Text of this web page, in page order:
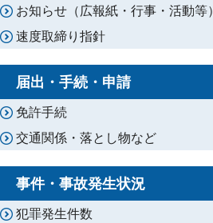
お知らせ（広報紙・行事・活動等）
速度取締り指針
届出・手続・申請
免許手続
交通関係・落とし物など
事件・事故発生状況
犯罪発生件数